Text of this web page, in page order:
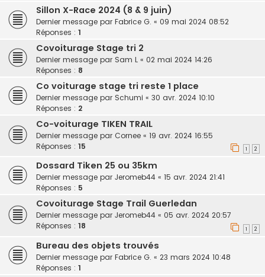
Sillon X-Race 2024 (8 & 9 juin)
Dernier message par Fabrice G. « 09 mai 2024 08:52
Réponses : 1
Covoiturage Stage tri 2
Dernier message par Sam L « 02 mai 2024 14:26
Réponses : 8
Co voiturage stage tri reste 1 place
Dernier message par Schumi « 30 avr. 2024 10:10
Réponses : 2
Co-voiturage TIKEN TRAIL
Dernier message par Cornee « 19 avr. 2024 16:55
Réponses : 15 1 2
Dossard Tiken 25 ou 35km
Dernier message par Jeromeb44 « 15 avr. 2024 21:41
Réponses : 5
Covoiturage Stage Trail Guerledan
Dernier message par Jeromeb44 « 05 avr. 2024 20:57
Réponses : 18 1 2
Bureau des objets trouvés
Dernier message par Fabrice G. « 23 mars 2024 10:48
Réponses : 1